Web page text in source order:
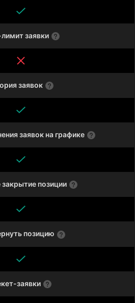
заявки
заявок
заявок на графике
позиции
позицию
заявки